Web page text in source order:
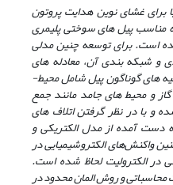
برای غشای نوین هدایت پروتون
مناسب پیل­ های سوختی پلیمری
است. برای توسعه چنین مدلی
و شبکه­ بندی آن، معادله­ های
های گوناگون پیل شامل محیط­
و محیط­ های جامد مانند جمع
و با در نظر گرفتن اتلاف ­های
­دست ­آمده از مدل الکتریکی و
واکنش‌های الکتروشیمیایی در
در الکترولیت لحاظ شده است.
محاسباتی و روش المان محدود در